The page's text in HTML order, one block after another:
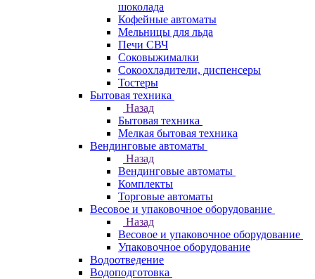
шоколада
Кофейные автоматы
Мельницы для льда
Печи СВЧ
Соковыжималки
Сокоохладители, диспенсеры
Тостеры
Бытовая техника
Назад
Бытовая техника
Мелкая бытовая техника
Вендинговые автоматы
Назад
Вендинговые автоматы
Комплекты
Торговые автоматы
Весовое и упаковочное оборудование
Назад
Весовое и упаковочное оборудование
Упаковочное оборудование
Водоотведение
Водоподготовка